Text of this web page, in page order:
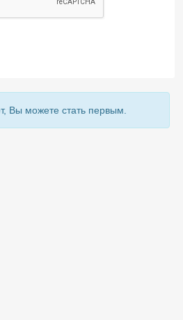
Вы можете стать первым.